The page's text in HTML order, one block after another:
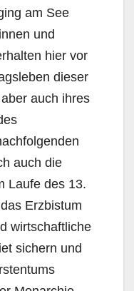
am See
und
hier vor
dieser
auch ihres
auch die
Laufe des 13.
Erzbistum
wirtschaftliche
sichern und